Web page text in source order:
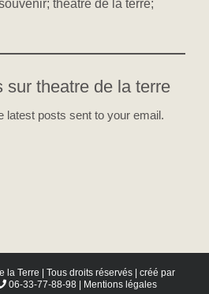
théâtre de la terre;
sur theatre de la terre
latest posts sent to your email.
la Terre | Tous droits réservés | créé par
06-33-77-88-98 | Mentions légales